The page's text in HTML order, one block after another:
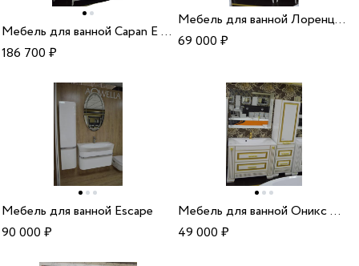
Мебель для ванной Capan E (D)
186 700₽
Мебель для ванной Лоренцо белый раковина Виктория
69 000₽
Мебель для ванной Escape
90 000₽
Мебель для ванной Оникс Opadiris 100 серебряная патина
49 000₽